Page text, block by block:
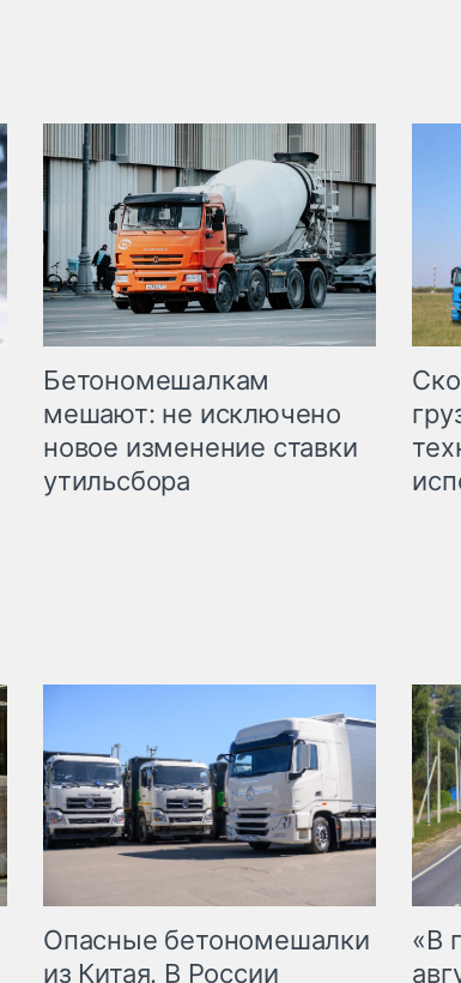
Бетономешалкам
мешают: не исключено
новое изменение ставки
утильсбора
Опасные бетономешалки
из Китая. В России
«В